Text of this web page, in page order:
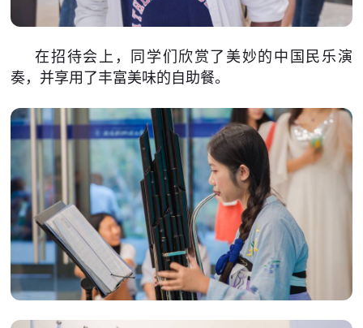
在招待会上，同学们欣赏了美妙的中国民乐演
奏，并享用了丰富美味的自助餐。